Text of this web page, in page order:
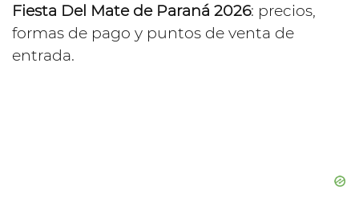
Fiesta Del Mate de Paraná 2026: precios,
formas de pago y puntos de venta de
entrada.